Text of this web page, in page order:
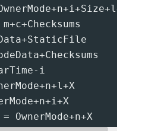
+n+i+Size+l+
m+c+Checksums
+StaticFile
+Checksums
i
+n+l+X
+n+i+X
= OwnerMode+n+X